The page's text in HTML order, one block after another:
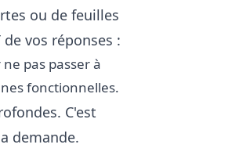
ou de feuilles
vos réponses :
pas passer à
fonctionnelles.
C'est
demande.